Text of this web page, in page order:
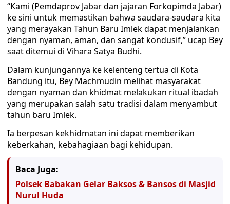
“Kami (Pemdaprov Jabar dan jajaran Forkopimda Jabar)
ke sini untuk memastikan bahwa saudara-saudara kita
yang merayakan Tahun Baru Imlek dapat menjalankan
dengan nyaman, aman, dan sangat kondusif,” ucap Bey
saat ditemui di Vihara Satya Budhi.
Dalam kunjungannya ke kelenteng tertua di Kota
Bandung itu, Bey Machmudin melihat masyarakat
dengan nyaman dan khidmat melakukan ritual ibadah
yang merupakan salah satu tradisi dalam menyambut
tahun baru Imlek.
Ia berpesan kekhidmatan ini dapat memberikan
keberkahan, kebahagiaan bagi kehidupan.
Baca Juga:
Polsek Babakan Gelar Baksos & Bansos di Masjid
Nurul Huda